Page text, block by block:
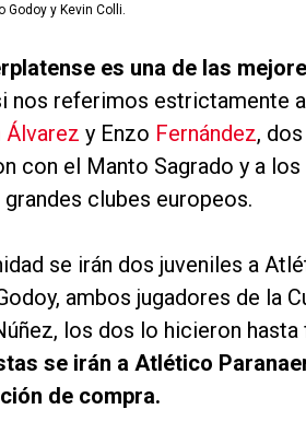
Godoy y Kevin Colli.
es una de las
nos referimos estrictamente
Álvarez y Enzo Fernández,
con el Manto Sagrado y a
clubes europeos.
se irán dos juveniles a
ambos jugadores de la
los dos lo hicieron hasta
se irán a Atlético
de compra.